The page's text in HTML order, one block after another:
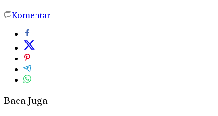
Komentar
Baca Juga